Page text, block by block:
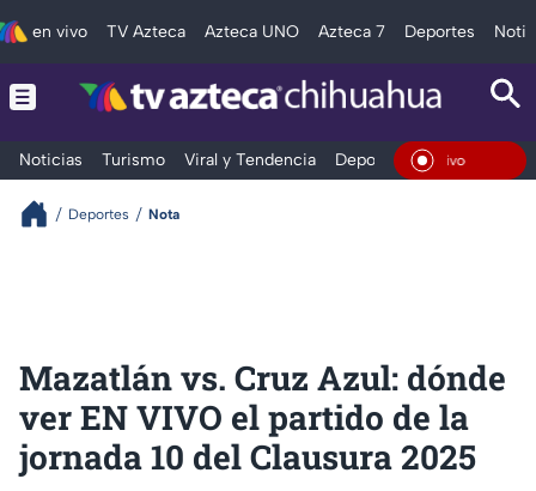
en vivo TV Azteca Azteca UNO Azteca 7 Deportes
Noticias Turismo Viral y Tendencia Deportes Espectáculos
En
Deportes Nota
Mazatlán vs. Cruz Azul: dónde
ver EN VIVO el partido de la
jornada 10 del Clausura 2025